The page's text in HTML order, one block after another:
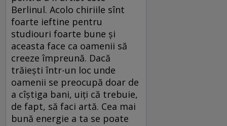
Berlinul. Acolo chiriile sînt
foarte ieftine pentru
studiouri foarte bune şi
aceasta face ca oamenii să
creeze împreună. Dacă
trăieşti într-un loc unde
oamenii se preocupă doar de
a cîştiga bani, uiţi că trebuie,
de fapt, să faci artă. Cea mai
bună energie a ta se poate